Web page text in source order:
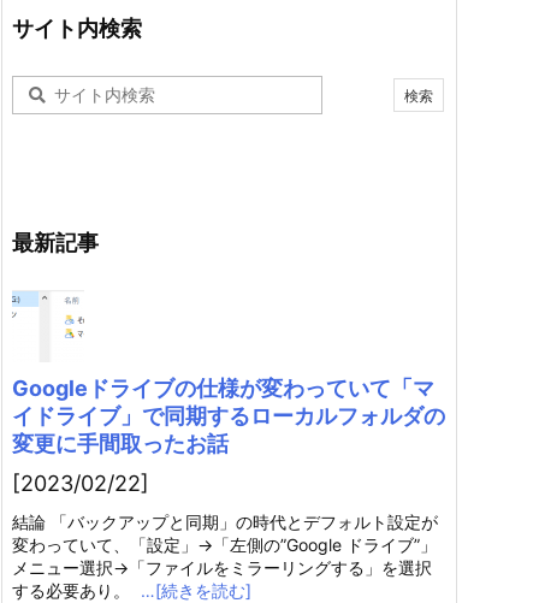
サイト内検索
最新記事
Googleドライブの仕様が変わっていて「マ
イドライブ」で同期するローカルフォルダの
変更に手間取ったお話
[2023/02/22]
結論 「バックアップと同期」の時代とデフォルト設定が
変わっていて、「設定」→「左側の”Google ドライブ”」
メニュー選択→「ファイルをミラーリングする」を選択
する必要あり。
…[続きを読む]